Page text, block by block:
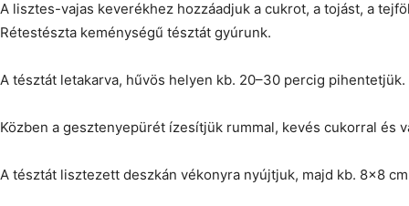
A lisztes-vajas keverékhez hozzáadjuk a cukrot, a tojást, a
Rétestészta keménységű tésztát gyúrunk.
A tésztát letakarva, hűvös helyen kb. 20–30 percig pihentetjük.
Közben a gesztenyepürét ízesítjük rummal, kevés cukorral és
A tésztát lisztezett deszkán vékonyra nyújtjuk, majd kb. 8×8